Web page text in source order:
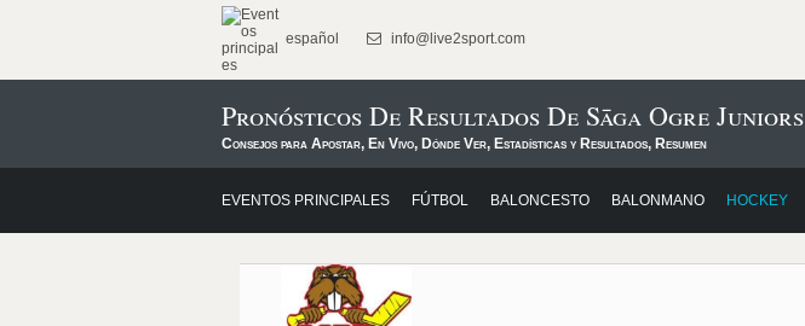
español info@live2sport.com
Pronósticos De Resultados De Sāga Ogre Juniors
Consejos para Apostar, En Vivo, Dónde Ver, Estadísticas y Resultados, Resumen
EVENTOS PRINCIPALES FÚTBOL BALONCESTO BALONMANO HOCKEY